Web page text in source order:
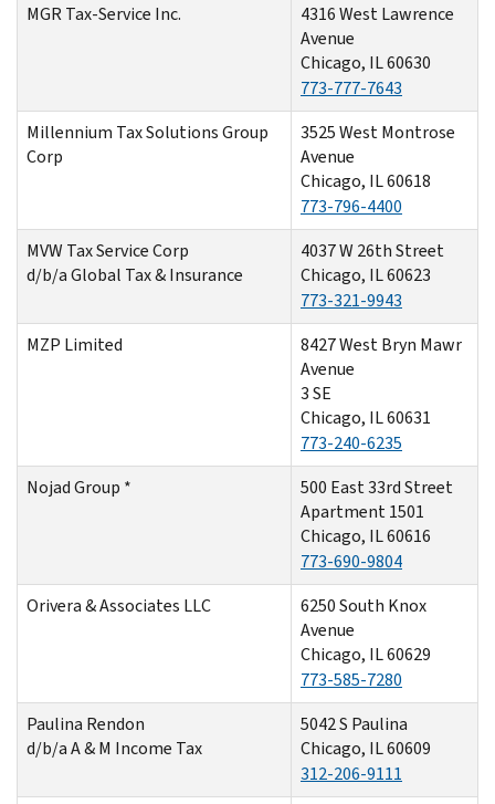
MGR Tax-Service Inc.
4316 West Lawrence
Avenue
Chicago, IL 60630
773-777-7643
Millennium Tax Solutions Group
Corp
3525 West Montrose
Avenue
Chicago, IL 60618
773-796-4400
MVW Tax Service Corp
d/b/a Global Tax & Insurance
4037 W 26th Street
Chicago, IL 60623
773-321-9943
MZP Limited
8427 West Bryn Mawr
Avenue
3 SE
Chicago, IL 60631
773-240-6235
Nojad Group *
500 East 33rd Street
Apartment 1501
Chicago, IL 60616
773-690-9804
Orivera & Associates LLC
6250 South Knox
Avenue
Chicago, IL 60629
773-585-7280
Paulina Rendon
d/b/a A & M Income Tax
5042 S Paulina
Chicago, IL 60609
312-206-9111